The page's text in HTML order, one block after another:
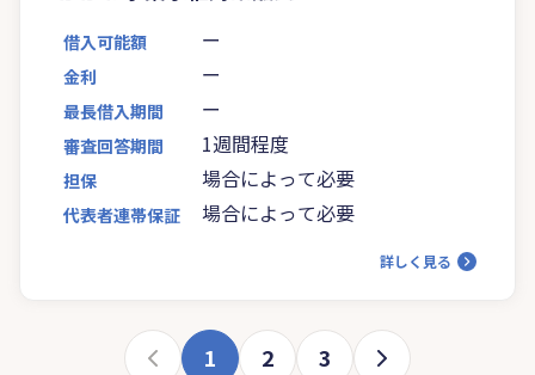
借入可能額 ー
金利 ー
最長借入期間 ー
審査回答期間 1週間程度
担保 場合によって必要
代表者連帯保証 場合によって必要
詳しく見る
1 2 3